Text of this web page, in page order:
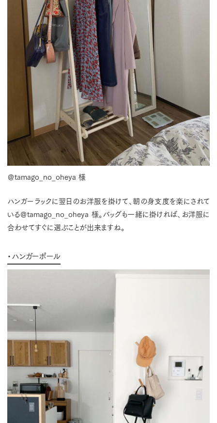
＠tamago_no_oheya 様
ハンガーラックに翌日のお洋服を掛けて、朝の身支度を楽にされて
いる＠tamago_no_oheya 様。バッグも一緒に掛ければ、お洋服に
合わせてすぐに選ぶことが出来ますね。
・ハンガーポール